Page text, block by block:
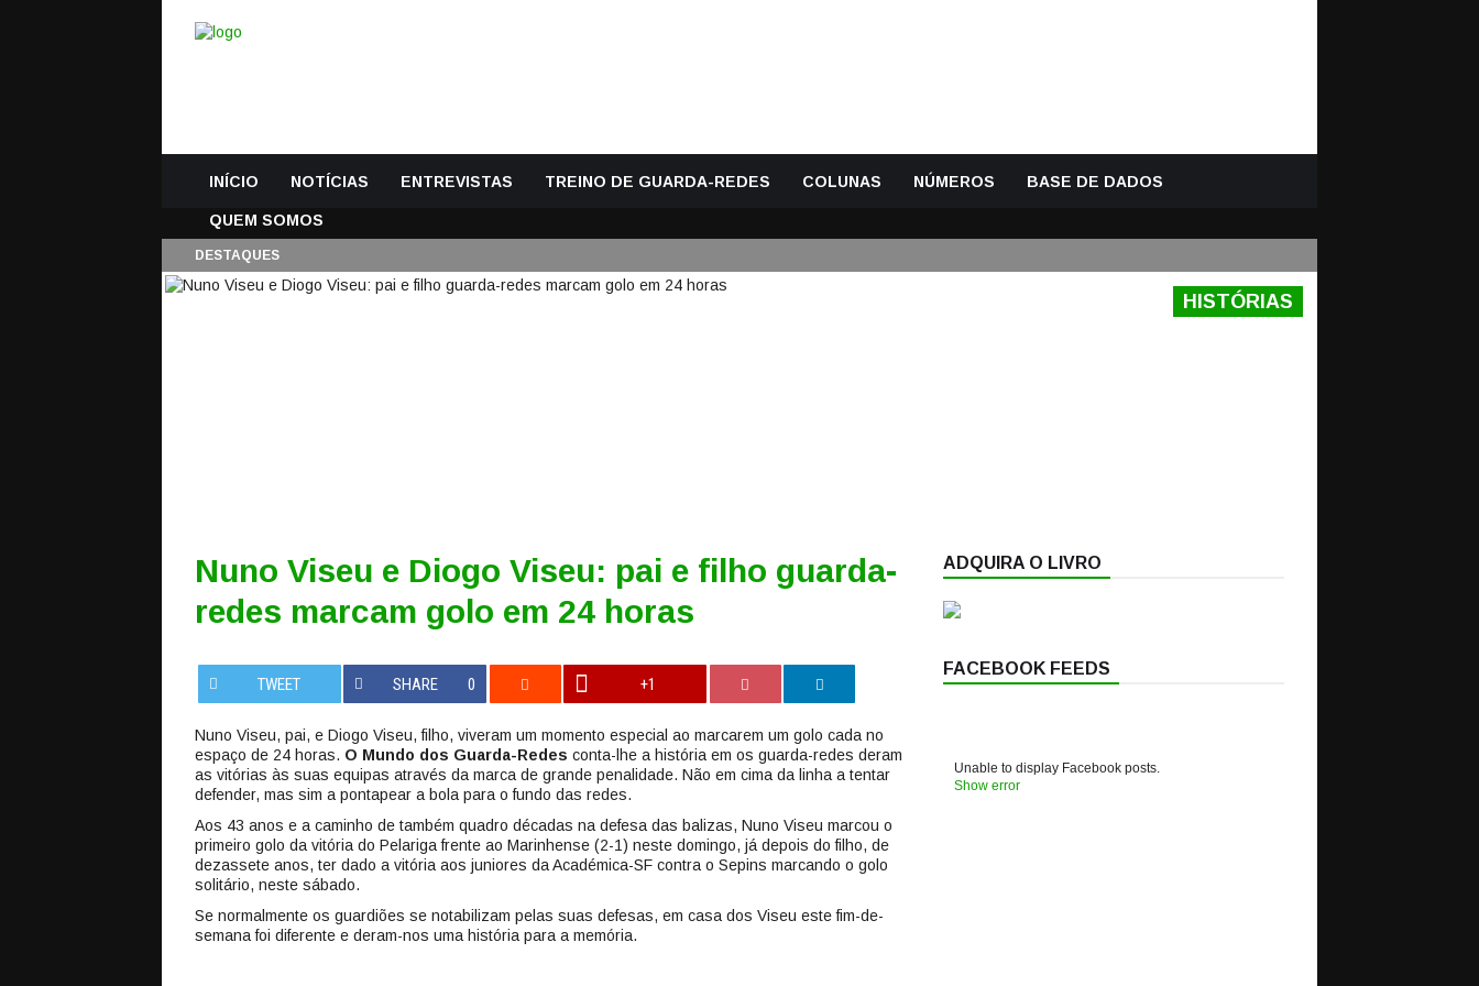
INÍCIO NOTÍCIAS ENTREVISTAS TREINO DE GUARDA-REDES COLUNAS NÚMEROS BASE DE DADOS
QUEM SOMOS
DESTAQUES
HISTÓRIAS
Nuno Viseu e Diogo Viseu: pai e filho guarda-
redes marcam golo em 24 horas
TWEET SHARE 0 +1
Nuno Viseu, pai, e Diogo Viseu, filho, viveram um momento especial ao marcarem um golo cada no
espaço de 24 horas. O Mundo dos Guarda-Redes conta-lhe a história em os guarda-redes deram
as vitórias às suas equipas através da marca de grande penalidade. Não em cima da linha a tentar
defender, mas sim a pontapear a bola para o fundo das redes.
Aos 43 anos e a caminho de também quadro décadas na defesa das balizas, Nuno Viseu marcou o
primeiro golo da vitória do Pelariga frente ao Marinhense (2-1) neste domingo, já depois do filho, de
dezassete anos, ter dado a vitória aos juniores da Académica-SF contra o Sepins marcando o golo
solitário, neste sábado.
Se normalmente os guardiões se notabilizam pelas suas defesas, em casa dos Viseu este fim-de-
semana foi diferente e deram-nos uma história para a memória.
ADQUIRA O LIVRO
FACEBOOK FEEDS
Unable to display Facebook posts.
Show error